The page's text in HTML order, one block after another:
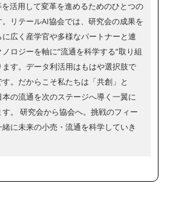
活用して変革を進めるためのひとつの
リテールAI協会では、研究会の成果を
広く産学官や多様なパートナーと連
ロジーを軸に”流通を科学する”取り組
す。データ利活用はもはや選択肢で
。だからこそ私たちは「共創」と
本の流通を次のステージへ導く一翼に
。 研究会から協会へ。挑戦のフィー
に未来の小売・流通を科学していき